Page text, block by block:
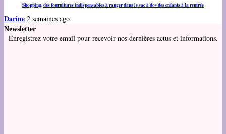
Shopping, des fournitures indispensables à ranger dans le sac à dos des enfants à la rentrée
Darine 2 semaines ago
Newsletter
Enregistrez votre email pour recevoir nos dernières actus et informations.